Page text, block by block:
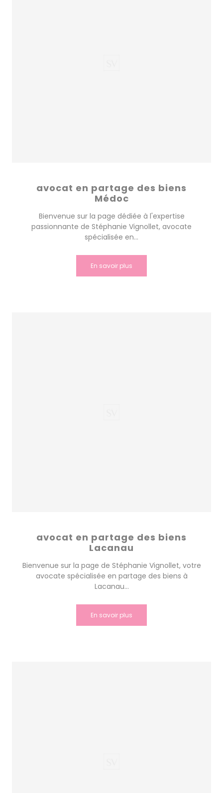
avocat en partage des biens
Médoc
Bienvenue sur la page dédiée à l'expertise
passionnante de Stéphanie Vignollet, avocate
spécialisée en...
En savoir plus
avocat en partage des biens
Lacanau
Bienvenue sur la page de Stéphanie Vignollet, votre
avocate spécialisée en partage des biens à
Lacanau...
En savoir plus